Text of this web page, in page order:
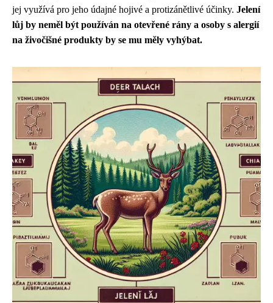
jej využívá pro jeho údajné hojivé a protizánětlivé účinky. Jelení
lůj by neměl být používán na otevřené rány a osoby s alergií
na živočišné produkty by se mu měly vyhýbat.